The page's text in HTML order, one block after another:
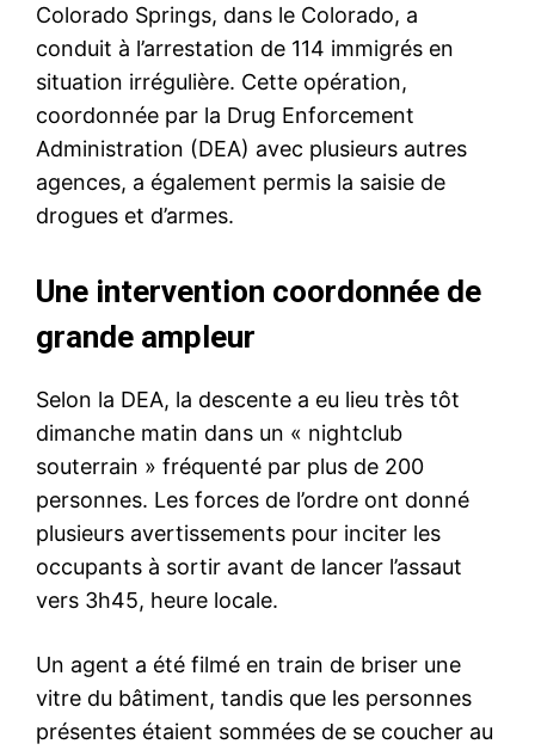
Colorado Springs, dans le Colorado, a
conduit à l’arrestation de 114 immigrés en
situation irrégulière. Cette opération,
coordonnée par la Drug Enforcement
Administration (DEA) avec plusieurs autres
agences, a également permis la saisie de
drogues et d’armes.
Une intervention coordonnée de
grande ampleur
Selon la DEA, la descente a eu lieu très tôt
dimanche matin dans un « nightclub
souterrain » fréquenté par plus de 200
personnes. Les forces de l’ordre ont donné
plusieurs avertissements pour inciter les
occupants à sortir avant de lancer l’assaut
vers 3h45, heure locale.
Un agent a été filmé en train de briser une
vitre du bâtiment, tandis que les personnes
présentes étaient sommées de se coucher au